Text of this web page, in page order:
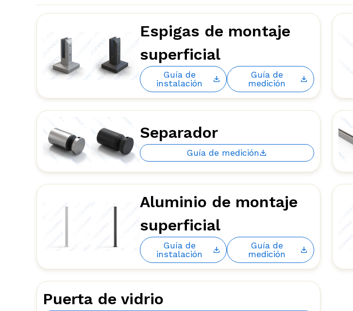
Espigas de montaje
superficial
Guía de
instalación
Guía de
medición
Separador
Guía de medición
Aluminio de montaje
superficial
Guía de
instalación
Guía de
medición
Puerta de vidrio